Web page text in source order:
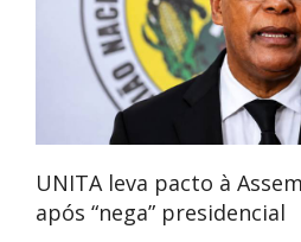
UNITA leva pacto à
após “nega” presidencial